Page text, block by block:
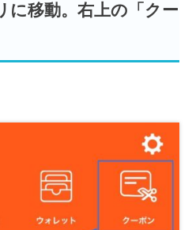
移動。右上の「クー